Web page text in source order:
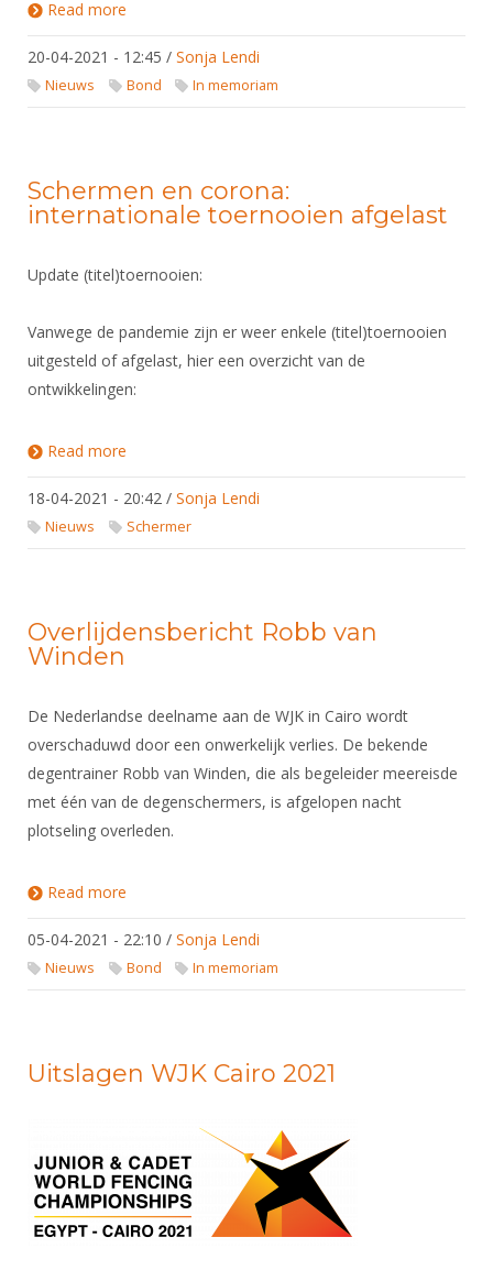
Verenigingsondersteuning
Witte Vlekkenplan
Wedstrijdorganisatie
Nieuws
Aanvragen van scheidsrechters
Verwerk wedstrijduitslagen
Promotie en logo
Geschiedenis van het schermen
Tuchtzaken
Archief
ALV
Read more
20-04-2021 - 12:45 / Sonja Lendi
Nieuws Bond In memoriam
Schermen en corona:
internationale toernooien afgelast
Update (titel)toernooien:
Vanwege de pandemie zijn er weer enkele (titel)toernooien
uitgesteld of afgelast, hier een overzicht van de
ontwikkelingen:
Read more
18-04-2021 - 20:42 / Sonja Lendi
Nieuws Schermer
Overlijdensbericht Robb van
Winden
De Nederlandse deelname aan de WJK in Cairo wordt
overschaduwd door een onwerkelijk verlies. De bekende
degentrainer Robb van Winden, die als begeleider meereisde
met één van de degenschermers, is afgelopen nacht
plotseling overleden.
Read more
05-04-2021 - 22:10 / Sonja Lendi
Nieuws Bond In memoriam
Uitslagen WJK Cairo 2021